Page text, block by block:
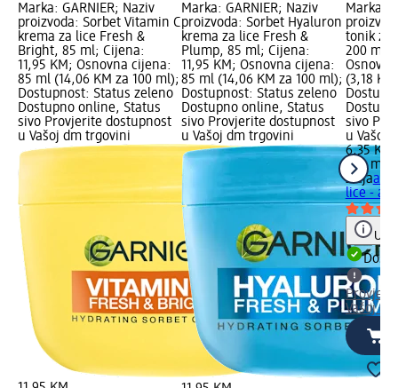
Marka: GARNIER; Naziv
proizvoda: Sorbet Vitamin C
krema za lice Fresh &
Bright, 85 ml; Cijena:
11,95 KM; Osnovna cijena:
85 ml (14,06 KM za 100 ml);
Dostupnost: Status zeleno
Dostupno online, Status
sivo Provjerite dostupnost
u Vašoj dm trgovini
Marka: GARNIER; Naziv
proizvoda: Sorbet Hyaluron
krema za lice Fresh &
Plump, 85 ml; Cijena:
11,95 KM; Osnovna cijena:
85 ml (14,06 KM za 100 ml);
Dostupnost: Status zeleno
Dostupno online, Status
sivo Provjerite dostupnost
u Vašoj dm trgovini
Marka:
tonik za
200 ml;
(3,18
sivo
u Vašoj
6,35 KM
200 ml
ziaja
lice -
Vašoj